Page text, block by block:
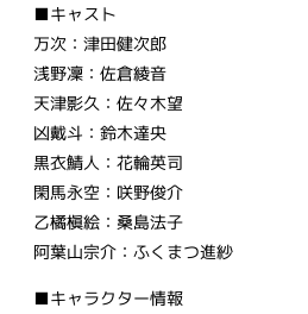
■キャスト
万次：津田健次郎
浅野凜：佐倉綾音
天津影久：佐々木望
凶戴斗：鈴木達央
黒衣鯖人：花輪英司
閑馬永空：咲野俊介
乙橘槇絵：桑島法子
阿葉山宗介：ふくまつ進紗
■キャラクター情報